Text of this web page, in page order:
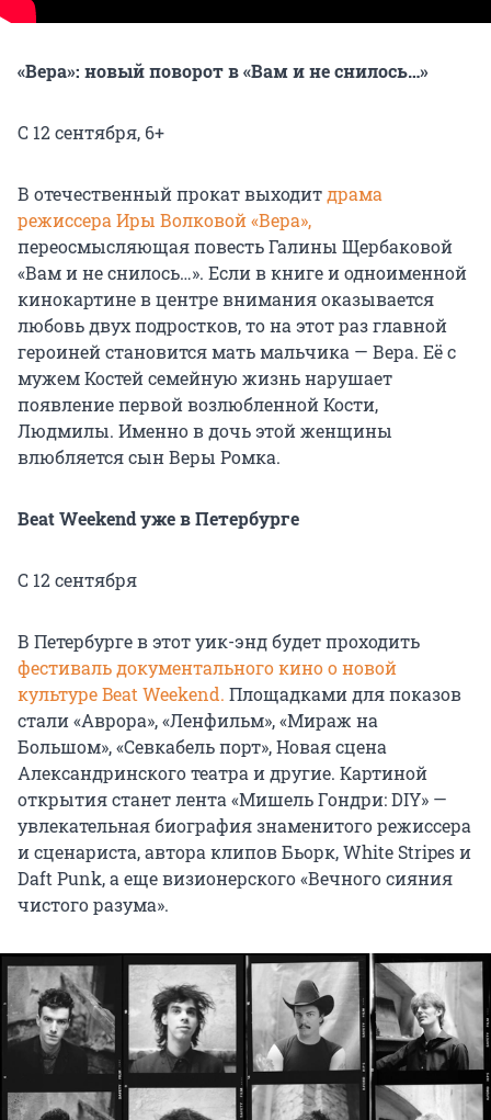
«Вера»: новый поворот в «Вам и не снилось…»
С 12 сентября, 6+
В отечественный прокат выходитдрама
режиссера Иры Волковой «Вера»,
переосмысляющая повесть Галины Щербаковой
«Вам и не снилось…». Если в книге и одноименной
кинокартине в центре внимания оказывается
любовь двух подростков, то на этот раз главной
героиней становится мать мальчика — Вера. Её с
мужем Костей семейную жизнь нарушает
появление первой возлюбленной Кости,
Людмилы. Именно в дочь этой женщины
влюбляется сын Веры Ромка.
Beat Weekend уже в Петербурге
С 12 сентября
В Петербурге в этот уик-энд будет проходить
фестиваль документального кино о новой
культуре Beat Weekend. Площадками для показов
стали «Аврора», «Ленфильм», «Мираж на
Большом», «Севкабель порт», Новая сцена
Александринского театра и другие. Картиной
открытия станет лента «Мишель Гондри: DIY» —
увлекательная биография знаменитого режиссера
и сценариста, автора клипов Бьорк, White Stripes и
Daft Punk, а еще визионерского «Вечного сияния
чистого разума».